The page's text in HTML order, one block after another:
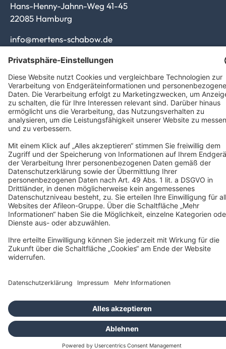
Hans-Henny-Jahnn-Weg 41-45
22085 Hamburg
info@mertens-schabow.de
Impressum
Datenschutz
Barrierefreiheit
AGB
Cookies